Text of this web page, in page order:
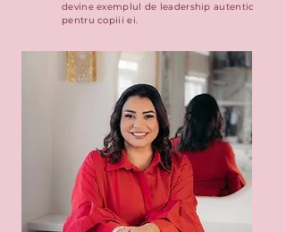
devine exemplul de leadership autentic
pentru copiii ei.